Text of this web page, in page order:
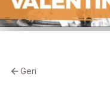
Geri